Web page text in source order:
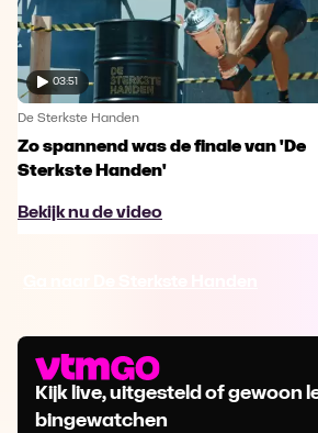
03:51
De Sterkste Handen
Zo spannend was de finale van 'De
Sterkste Handen'
Bekijk nu de video
Kijk live, uitgesteld of gewoon
bingewatchen